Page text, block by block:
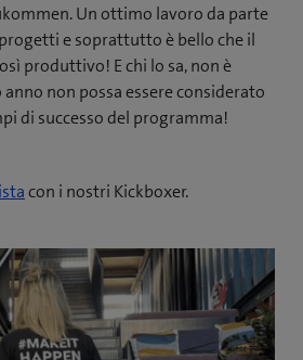
Un ottimo lavoro da parte
e soprattutto è bello che il
produttivo! E chi lo sa, non è
non possa essere considerato
di successo del programma!
con i nostri Kickboxer.